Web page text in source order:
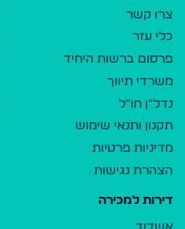
צרו קשר
כלי עזר
פרסום ברשות היחיד
משרדי תיווך
נדל"ן חו"ל
תקנון ותנאי שימוש
מדיניות פרטיות
הצהרת נגישות
דירות למכירה